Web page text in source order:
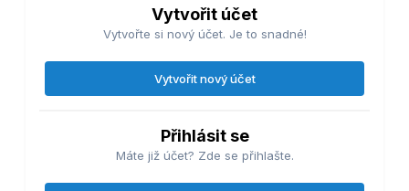
Vytvořit účet
Vytvořte si nový účet. Je to snadné!
Vytvořit nový účet
Přihlásit se
Máte již účet? Zde se přihlašte.